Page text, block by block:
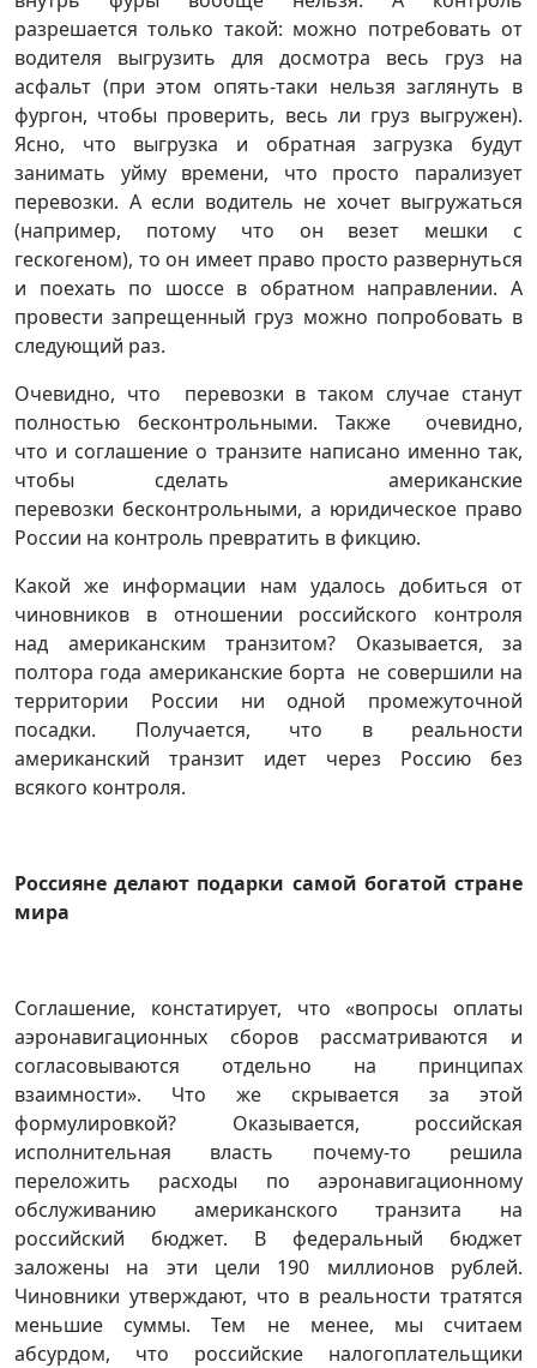
разрешается только такой: можно потребовать от
водителя выгрузить для досмотра весь груз на
асфальт (при этом опять-таки нельзя заглянуть в
фургон, чтобы проверить, весь ли груз выгружен).
Ясно, что выгрузка и обратная загрузка будут
занимать уйму времени, что просто парализует
перевозки. А если водитель не хочет выгружаться
(например, потому что он везет мешки с
гескогеном), то он имеет право просто развернуться
и поехать по шоссе в обратном направлении. А
провести запрещенный груз можно попробовать в
следующий раз.
Очевидно, что перевозки в таком случае станут
полностью бесконтрольными. Также очевидно,
что и соглашение о транзите написано именно так,
чтобы сделать американские
перевозки бесконтрольными, а юридическое право
России на контроль превратить в фикцию.
Какой же информации нам удалось добиться от
чиновников в отношении российского контроля
над американским транзитом? Оказывается, за
полтора года американские борта не совершили на
территории России ни одной промежуточной
посадки. Получается, что в реальности
американский транзит идет через Россию без
всякого контроля.
Россияне делают подарки самой богатой стране
мира
Соглашение, констатирует, что «вопросы оплаты
аэронавигационных сборов рассматриваются и
согласовываются отдельно на принципах
взаимности». Что же скрывается за этой
формулировкой? Оказывается, российская
исполнительная власть почему-то решила
переложить расходы по аэронавигационному
обслуживанию американского транзита на
российский бюджет. В федеральный бюджет
заложены на эти цели 190 миллионов рублей.
Чиновники утверждают, что в реальности тратятся
меньшие суммы. Тем не менее, мы считаем
абсурдом, что российские налогоплательщики